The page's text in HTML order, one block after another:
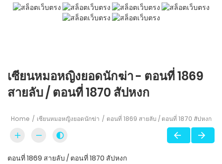
เซียนหมอหญิงยอดนักฆ่า - ตอนที่ 1869
สายลับ / ตอนที่ 1870 สัปหงก
Home เซียนหมอหญิงยอดนักฆ่า ตอนที่ 1869 สายลับ / ตอนที่ 1870 สัปหงก
ตอนที่ 1869 สายลับ / ตอนที่ 1870 สัปหงก